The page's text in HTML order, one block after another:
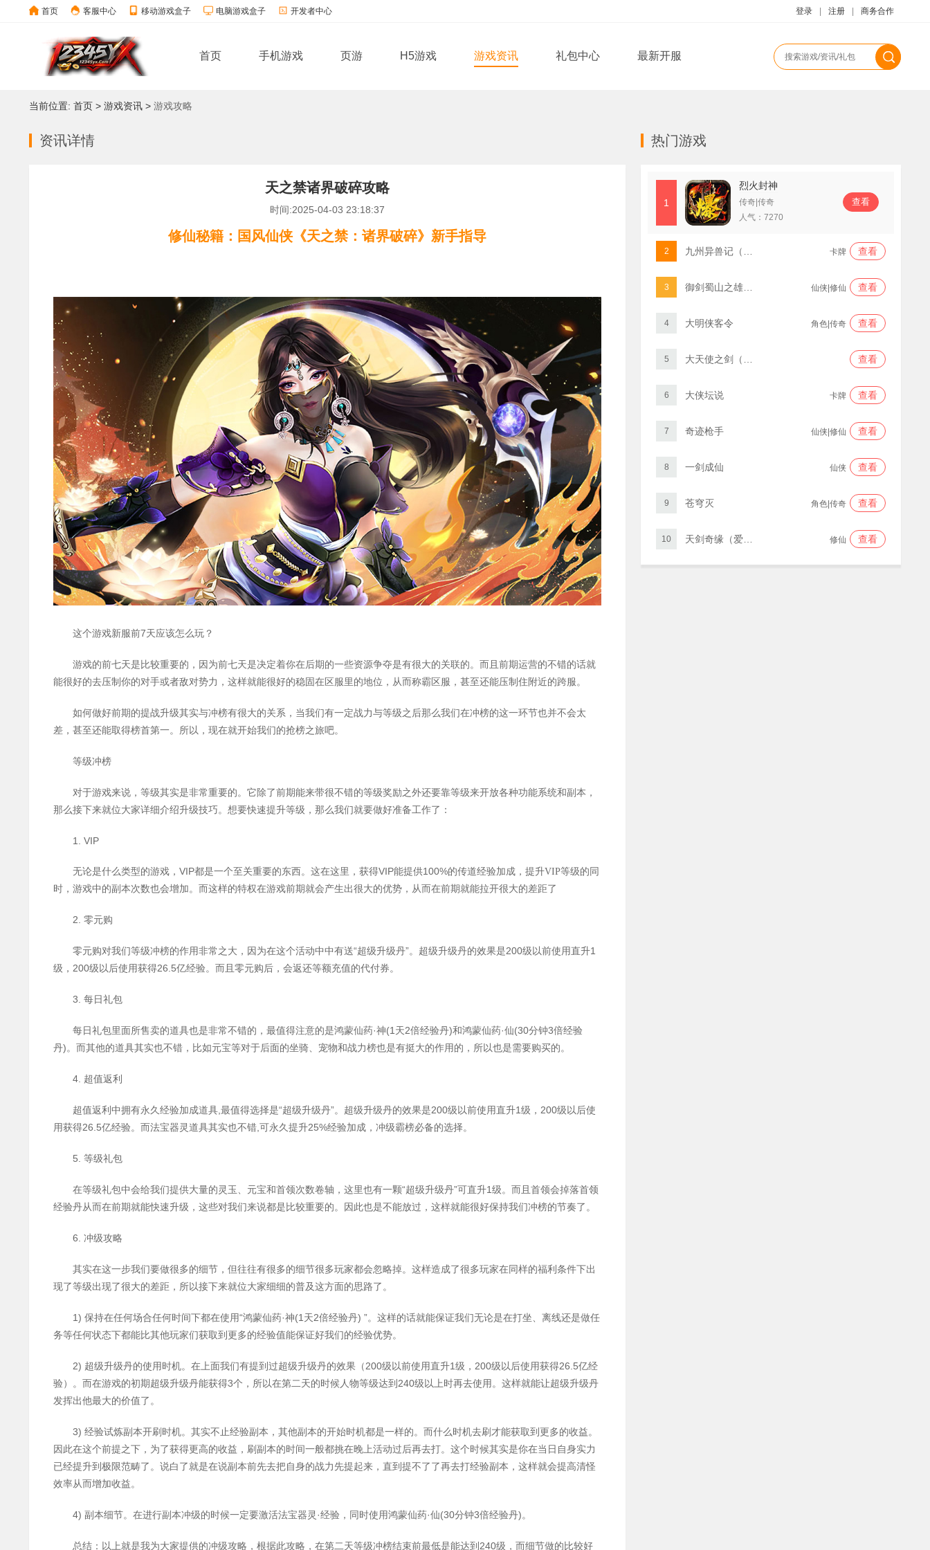
首页 客服中心 移动游戏盒子 电脑游戏盒子 开发者中心 登录 注册 商务合作
首页 手机游戏 页游 H5游戏 游戏资讯 礼包中心 最新开服
当前位置: 首页 > 游戏资讯 > 游戏攻略
资讯详情
天之禁诸界破碎攻略
时间:2025-04-03 23:18:37
修仙秘籍：国风仙侠《天之禁：诸界破碎》新手指导
这个游戏新服前7天应该怎么玩？
游戏的前七天是比较重要的，因为前七天是决定着你在后期的一些资源争夺是有很大的关联的。而且前期运营的不错的话就
能很好的去压制你的对手或者敌对势力，这样就能很好的稳固在区服里的地位，从而称霸区服，甚至还能压制住附近的跨服。
如何做好前期的提战升级其实与冲榜有很大的关系，当我们有一定战力与等级之后那么我们在冲榜的这一环节也并不会太
差，甚至还能取得榜首第一。所以，现在就开始我们的抢榜之旅吧。
等级冲榜
对于游戏来说，等级其实是非常重要的。它除了前期能来带很不错的等级奖励之外还要靠等级来开放各种功能系统和副本，
那么接下来就位大家详细介绍升级技巧。想要快速提升等级，那么我们就要做好准备工作了：
1. VIP
无论是什么类型的游戏， VIP都是一个至关重要的东西。这在这里， 获得VIP能提供100%的传道经验加成， 提升VIP等级的 同
时 ， 游戏中的副本次数也会增加。而这样的特权在游戏前期就会产生出很大的优势，从而在前期就能拉开很大的差距了
2. 零元购
零元购对我们等级冲榜的作用非常之大，因为在这个活动中中有送“超级升级丹”。超级升级丹的效果是200级以前使用直升1
级， 200级以后使用获得26.5亿经验。而且零元购后，会返还等额充值的代付券 。
3. 每日礼包
每日礼包里面所售卖的道具也是非常不错的，最值得注意的是鸿蒙仙药·神(1 天2倍经验丹)和鸿蒙仙药·仙(30分钟3倍经验
丹) 。而其他的道具其实也不错，比如元宝等对于后面的坐骑、宠物和战力榜也是有挺大的作用的，所以也是需要购买的。
4. 超值返利
超值返利中拥有永久经验加成道具 最值得选择是“超级升级丹”。超级升级丹的效果是200级以前使用直升1 级， 200级以后使
用获得26.5亿经验。而法宝器灵道具其实也不错 可永久提升25%经验加成，冲级霸榜必备的选择。
5. 等级礼包
在等级礼包中会给我们提供大量的 灵玉 、元宝和首领次数卷轴，这里也有一颗“超级升级丹”可直升1 级。而且首领会掉落首领
经验丹从而在前期就能快速升级，这些对我们来说都是比较重要的。因此也是不能放过，这样就能很好保持我们冲榜的节奏了。
6. 冲级攻略
其实在这一步我们要做很多的细节，但往往有很多的细节很多玩家都会忽略掉。这样造成了很多玩家在同样的福利条件下出
现了等级出现了很大的差距，所以接下来就位大家细细的普及这方面的思路了。
1) 保持在任何场合任何时间下都在使用“鸿蒙仙药·神(1 天2倍经验丹) ”。这样的话就能保证我们无论是在打坐、离线还是做任
务等任何状态下都能比其他玩家们获取到更多的经验值能保证好我们的经验优势。
2) 超级升级丹的使用时机。在上面我们有提到过超级升级丹的效果（ 200级以前使用直升1 级， 200级以后使用获得26.5亿经
验）。而在游戏的初期超级升级丹能获得3个，所以在第二天的时候人物等级达到 240级以上时再去使用。这样就能让超级升级丹
发挥出他最大的价值了。
3) 经验试炼副本开刷时机。其实不止经验副本，其他副本的开始时机都是一样的。而什么时机去刷才能获取到更多的收益。
因此在这个前提之下，为了获得更高的收益，刷副本的时间一般都挑在晚上活动过后再去打。这个时候其实是你在当日自身实力
已经提升到极限范畴了。说白了就是在说副本前先去把自身的战力先提起来，直到提不了了再去打经验副本，这样就会提高清怪
效率从而增加收益。
4) 副本细节。在进行副本冲级的时候一定要激活法宝器灵 ·经验，同时使用鸿蒙仙药·仙(30分钟3倍经验丹) 。
总结：以上就是我为大家提供的冲级攻略，根据此攻略，在第二天等级冲榜结束前最低是能达到 240级，而细节做的比较好
热门游戏
1
烈火封神
传奇|传奇
人气： 7270
查看
2 卡牌 查看
3 仙侠|修仙 查看
4 大明侠客令 角色|传奇 查看
5 查看
6 大侠坛说 卡牌 查看
7 奇迹枪手 仙侠|修仙 查看
8 一剑成仙 仙侠 查看
9 苍穹灭 角色|传奇 查看
10 修仙 查看